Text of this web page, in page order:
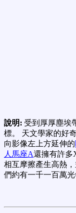
說明: 受到厚厚塵埃
標。 天文學家的好
向影像左上方延伸的
人馬座A還擁有許多
相互摩擦產生高熱
們約有一千一百萬